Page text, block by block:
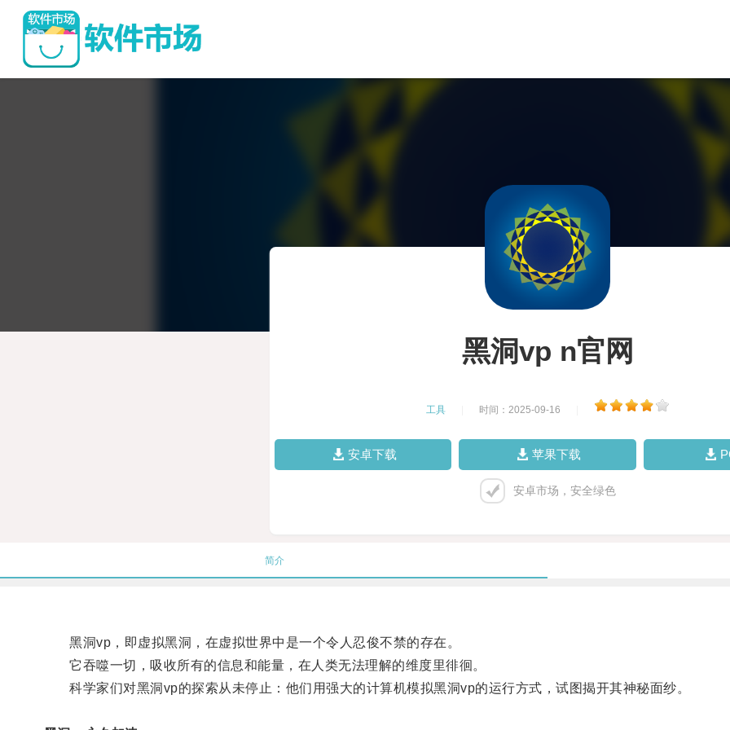
黑洞vp n官网
工具 时间：2025-09-16
安卓下载 苹果下载
安卓市场，安全绿色
简介
黑洞vp，即虚拟黑洞，在虚拟世界中是一个令人忍俊不禁的存在。
它吞噬一切，吸收所有的信息和能量，在人类无法理解的维度里徘徊。
科学家们对黑洞vp的探索从未停止：他们用强大的计算机模拟黑洞vp的运行方式，试图揭开其神秘面纱。